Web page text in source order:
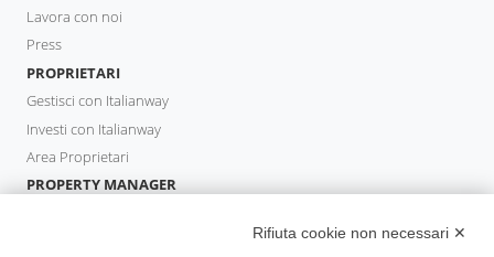
Lavora con noi
Press
PROPRIETARI
Gestisci con Italianway
Investi con Italianway
Area Proprietari
PROPERTY MANAGER
Rifiuta cookie non necessari ✕